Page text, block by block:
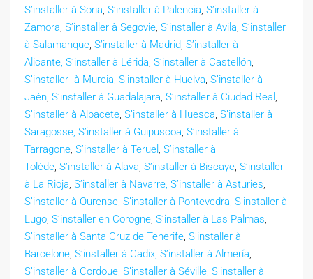
S’installer à Soria, S’installer à Palencia, S’installer à
Zamora, S’installer à Segovie, S’installer à Avila, S’installer
à Salamanque, S’installer à Madrid, S’installer à
Alicante, S’installer à Lérida, S’installer à Castellón,
S’installer à Murcia, S’installer à Huelva, S’installer à
Jaén, S’installer à Guadalajara, S’installer à Ciudad Real ,
S’installer à Albacete, S’installer à Huesca, S’installer à
Saragosse, S’installer à Guipuscoa, S’installer à
Tarragone, S’installer à Teruel , S’installer à
Tolède, S’installer à Alava, S’installer à Biscaye, S’installer
à La Rioja, S’installer à Navarre, S’installer à Asturies,
S’installer à Ourense, S’installer à Pontevedra, S’installer à
Lugo, S’installer en Corogne, S’installer à Las Palmas,
S’installer à Santa Cruz de Tenerife, S’installer à
Barcelone, S’installer à Cadix, S’installer à Almería,
S’installer à Cordoue, S’installer à Séville, S’installer à